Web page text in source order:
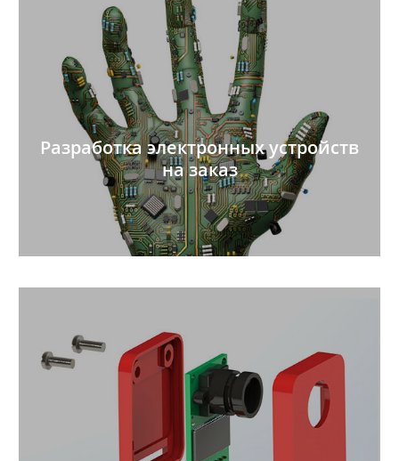
Разработка электронных устройств
на заказ